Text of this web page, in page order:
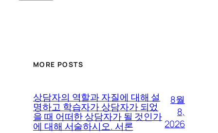
MORE POSTS
상담자의 역할과 자질에 대해 설
명하고 학습자가 상담자가 되었
을 때 어떠한 상담자가 될 것인가
에 대해 서술하시오. 서론
8월
8,
2026